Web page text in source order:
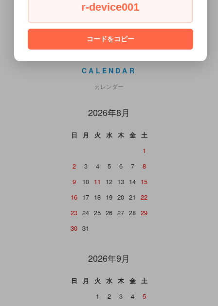
CALENDAR
カレンダー
2026年8月
日 月 火 水 木 金
土
1
2
3 4 5 6 7
8
9
10 11 12 13 14 15
16 17 18 19 20 21
22
23 24 25 26 27 28 29
30 31
2026年9月
日 月 火 水 木 金
土
1
2 3 4
5
r-device001
コードをコピー